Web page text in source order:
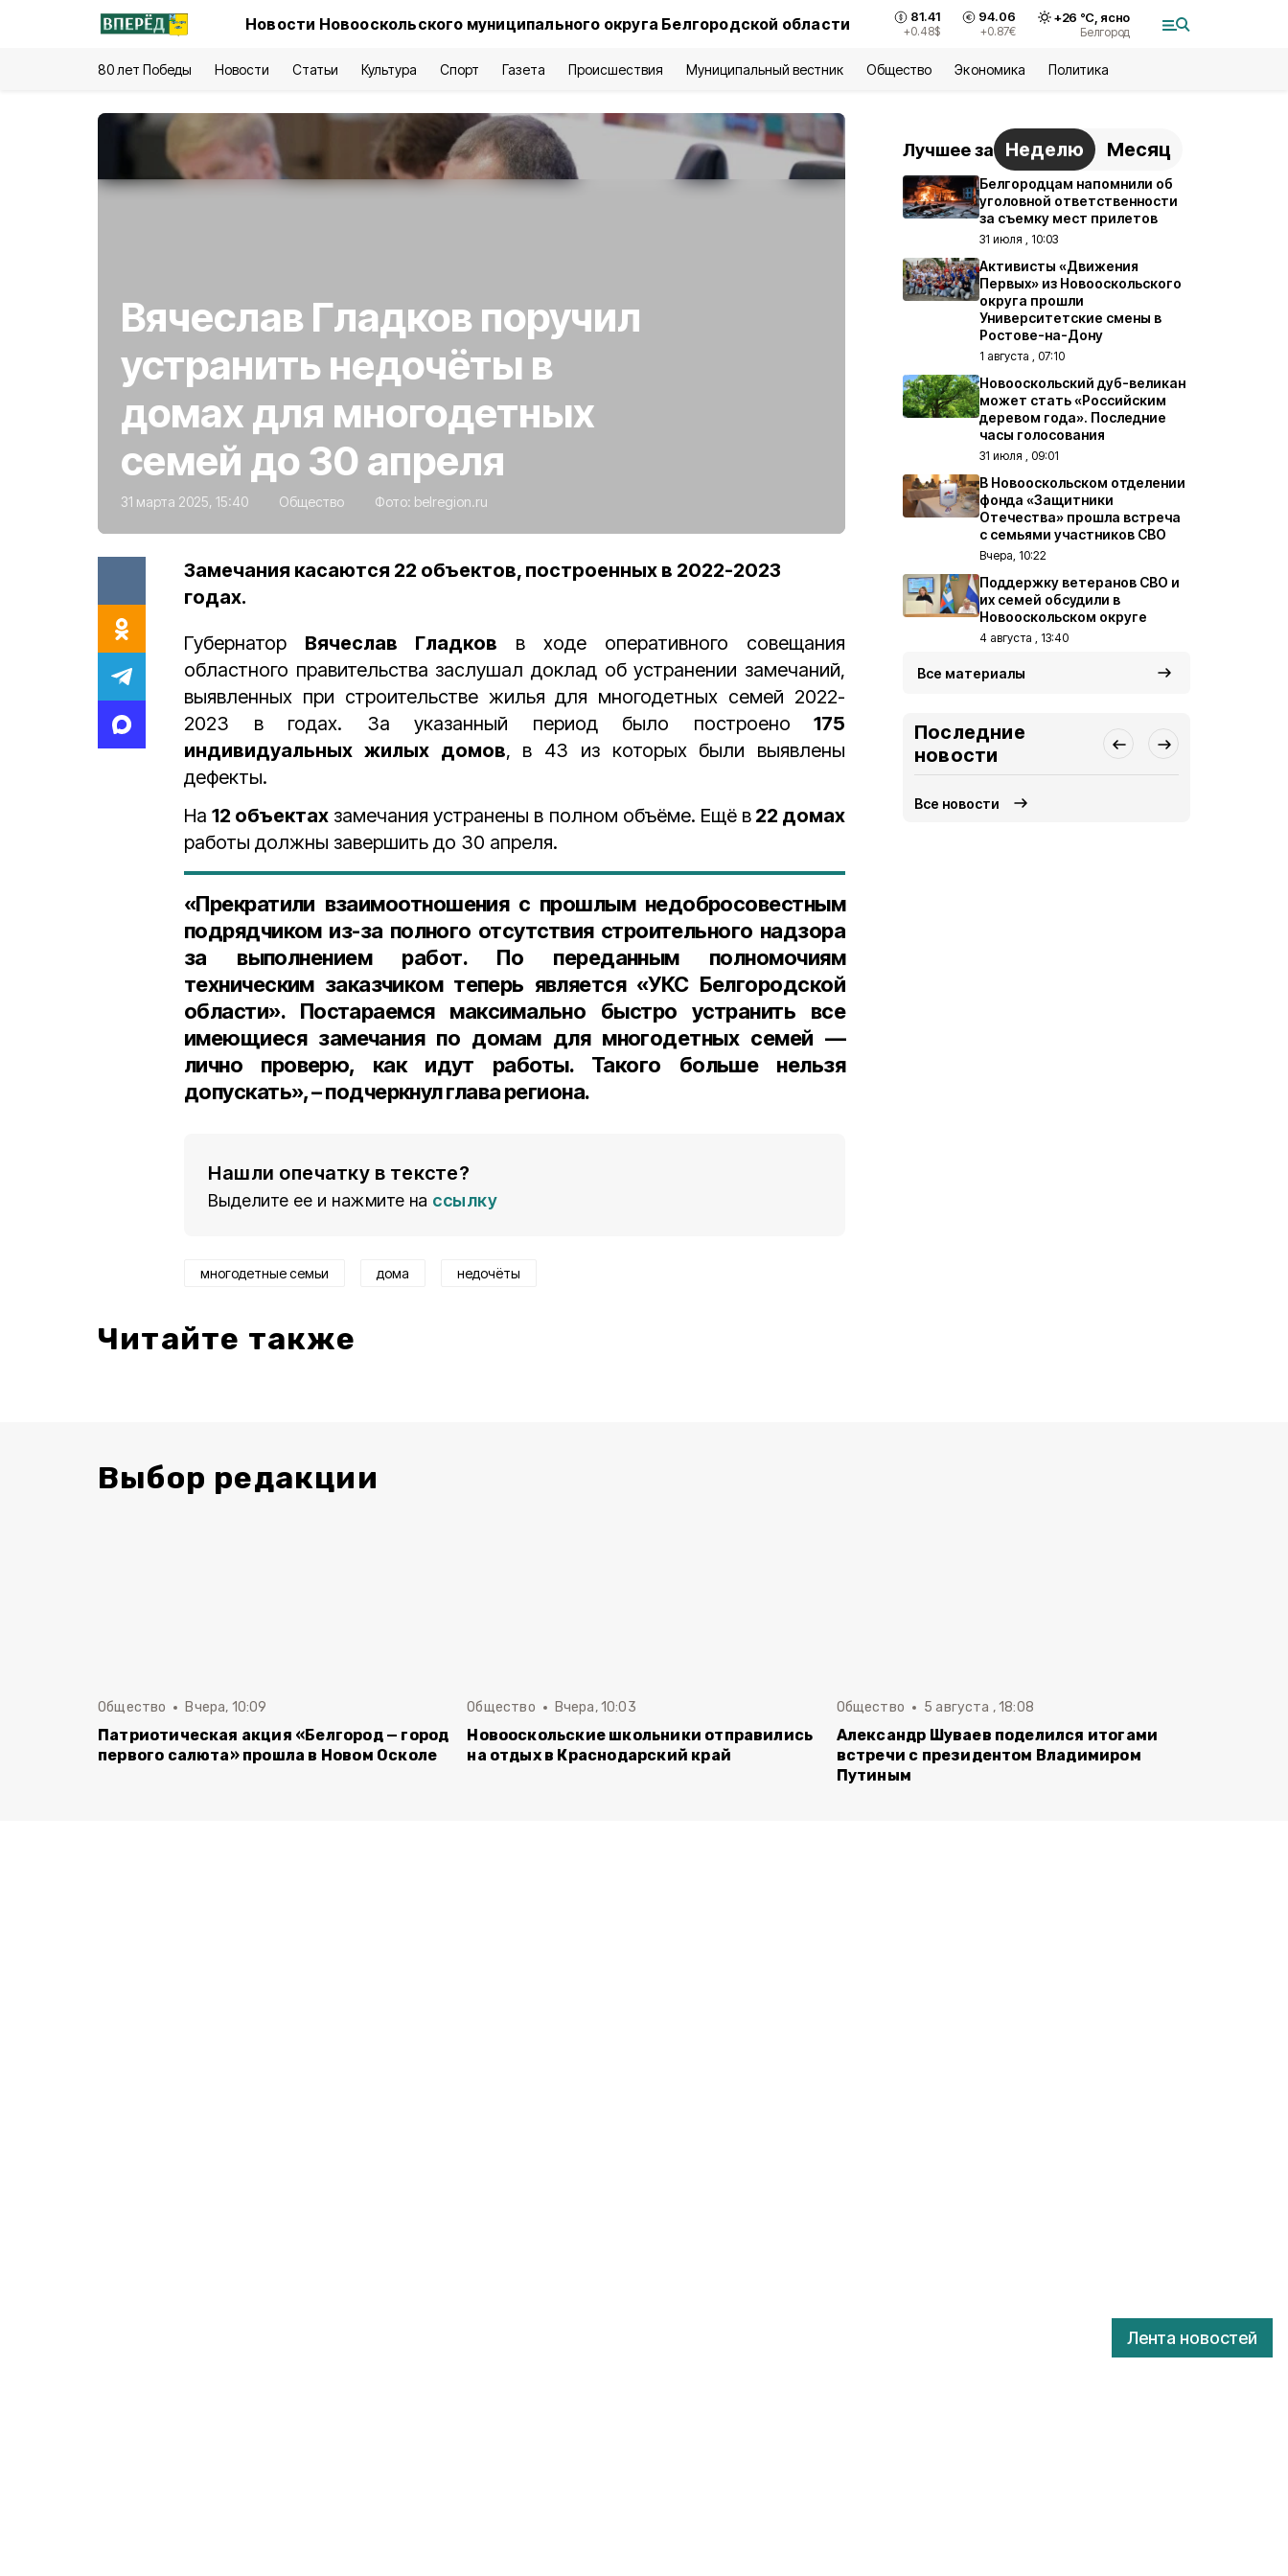
Новости Новооскольского муниципального округа Белгородской области 81.41
+0.48$
94.06
+0.87€
+26 °С, ясно
Белгород
80 лет Победы Новости Статьи Культура Спорт Газета Происшествия Муниципальный вестник Общество Экономика Политика
Лента новостей
Вячеслав Гладков поручил
устранить недочёты в
домах для многодетных
семей до 30 апреля
31 марта 2025, 15:40 Общество Фото: belregion.ru
Замечания касаются 22 объектов, построенных в 2022-2023
годах.
Губернатор Вячеслав Гладков в ходе оперативного совещания
областного правительства заслушал доклад об устранении замечаний,
выявленных при строительстве жилья для многодетных семей 2022-
2023 в годах. За указанный период было построено 175
индивидуальных жилых домов, в 43 из которых были выявлены
дефекты.
На12 объектах замечания устранены в полном объёме. Ещё в22 домах
работы должны завершить до 30 апреля.
«Прекратили взаимоотношения с прошлым недобросовестным
подрядчиком из-за полного отсутствия строительного надзора
за выполнением работ. По переданным полномочиям
техническим заказчиком теперь является «УКС Белгородской
области». Постараемся максимально быстро устранить все
имеющиеся замечания по домам для многодетных семей —
лично проверю, как идут работы. Такого больше нельзя
допускать», – подчеркнул глава региона.
Нашли опечатку в тексте?
Выделите ее и нажмите на ссылку
многодетные семьи дома недочёты
Читайте также
Лучшее за Неделю Месяц
Белгородцам напомнили об
уголовной ответственности
за съемку мест прилетов
31 июля , 10:03
Активисты «Движения
Первых» из Новооскольского
округа прошли
Университетские смены в
Ростове-на-Дону
1 августа , 07:10
Новооскольский дуб-великан
может стать «Российским
деревом года». Последние
часы голосования
31 июля , 09:01
В Новооскольском отделении
фонда «Защитники
Отечества» прошла встреча
с семьями участников СВО
Вчера, 10:22
Поддержку ветеранов СВО и
их семей обсудили в
Новооскольском округе
4 августа , 13:40
Все материалы
Последние
новости
Все новости
Выбор редакции
Общество Вчера, 10:09
Патриотическая акция «Белгород — город
первого салюта» прошла в Новом Осколе
Общество Вчера, 10:03
Новооскольские школьники отправились
на отдых в Краснодарский край
Общество 5 августа , 18:08
Александр Шуваев поделился итогами
встречи с президентом Владимиром
Путиным